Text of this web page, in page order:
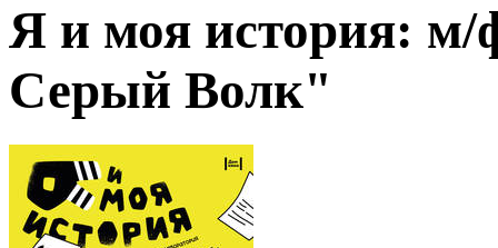
Я и моя история:
Серый Волк"